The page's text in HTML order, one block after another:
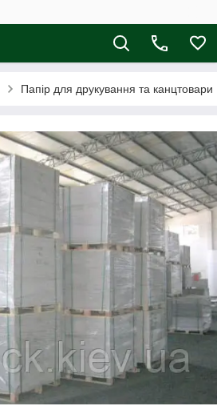
Папір для друкування та канцтовари